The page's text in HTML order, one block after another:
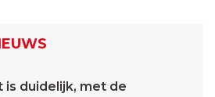
is duidelijk, met de